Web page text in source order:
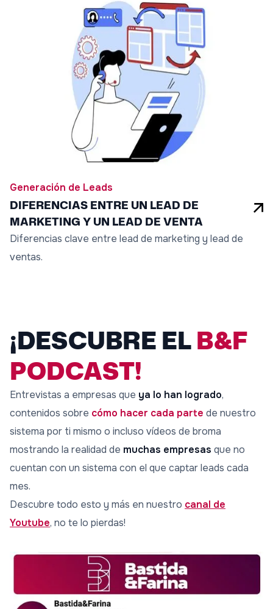
Generación de Leads
DIFERENCIAS ENTRE UN LEAD DE
MARKETING Y UN LEAD DE VENTA
Diferencias clave entre lead de marketing y lead de
ventas.
¡DESCUBRE ELB&F
PODCAST!
Entrevistas a empresas que ya lo han logrado,
contenidos sobre cómo hacer cada parte de nuestro
sistema por ti mismo o incluso vídeos de broma
mostrando la realidad de muchas empresas que no
cuentan con un sistema con el que captar leads cada
mes.
Descubre todo esto y más en nuestro canal de
Youtube, no te lo pierdas!